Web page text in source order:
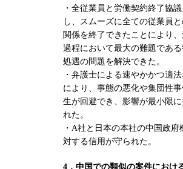
・全従業員と労働契約終了協
し、スムーズに全ての従業員
関係を終了できたことにより
過程において最大の難題である
処遇の問題を解決できた。
・弁護士による速やかかつ適
により、事態の悪化や集団性
生が回避でき、影響が最小限に
れた。
・A社と日本の本社の中国政府
対する信用が守られた。
4．中国での類似の案件におけ